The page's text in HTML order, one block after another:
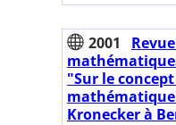
2001
"Sur le
Kronecker à